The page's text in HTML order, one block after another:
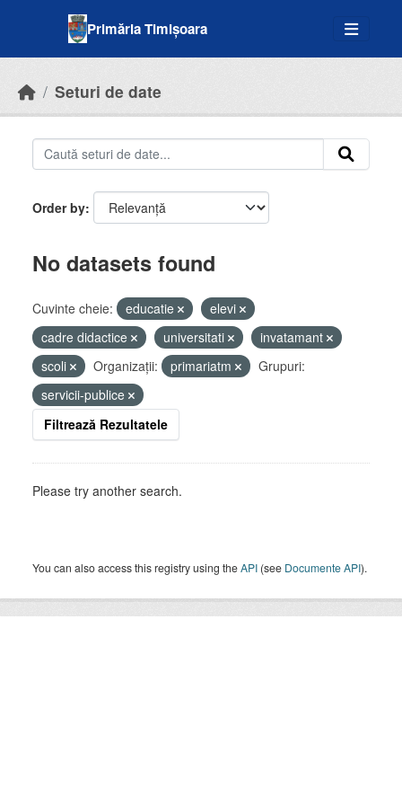
Primăria Timișoara
Seturi de date
Order by
No datasets found
Cuvinte cheie: educatie
elevi
cadre didactice
universitati
invatamant
scoli
Organizații: primariatm
Grupuri:
servicii-publice
Filtrează Rezultatele
Please try another search.
You can also access this registry using theAPI (see Documente API).